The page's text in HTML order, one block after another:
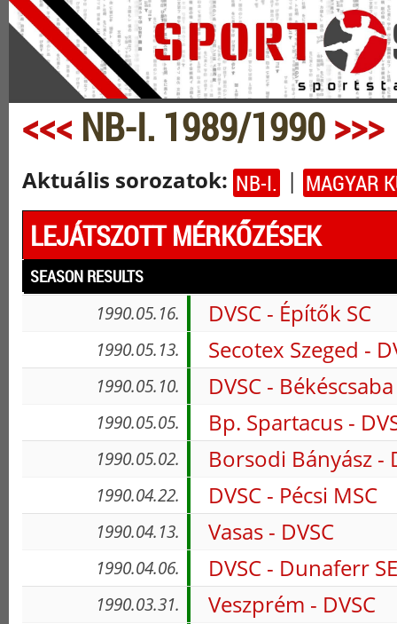
<<< NB-I. 1989/1990>>>
Aktuális sorozatok: NB-I. | MAGYAR
LEJÁTSZOTT MÉRKŐZÉSEK
SEASON RESULTS
1990.05.16. DVSC - Építők SC
1990.05.13. Secotex Szeged -
1990.05.10. DVSC - Békéscsaba
1990.05.05. Bp. Spartacus -
1990.05.02. Borsodi Bányász -
1990.04.22. DVSC - Pécsi MSC
1990.04.13. Vasas - DVSC
1990.04.06. DVSC - Dunaferr SE
1990.03.31. Veszprém - DVSC